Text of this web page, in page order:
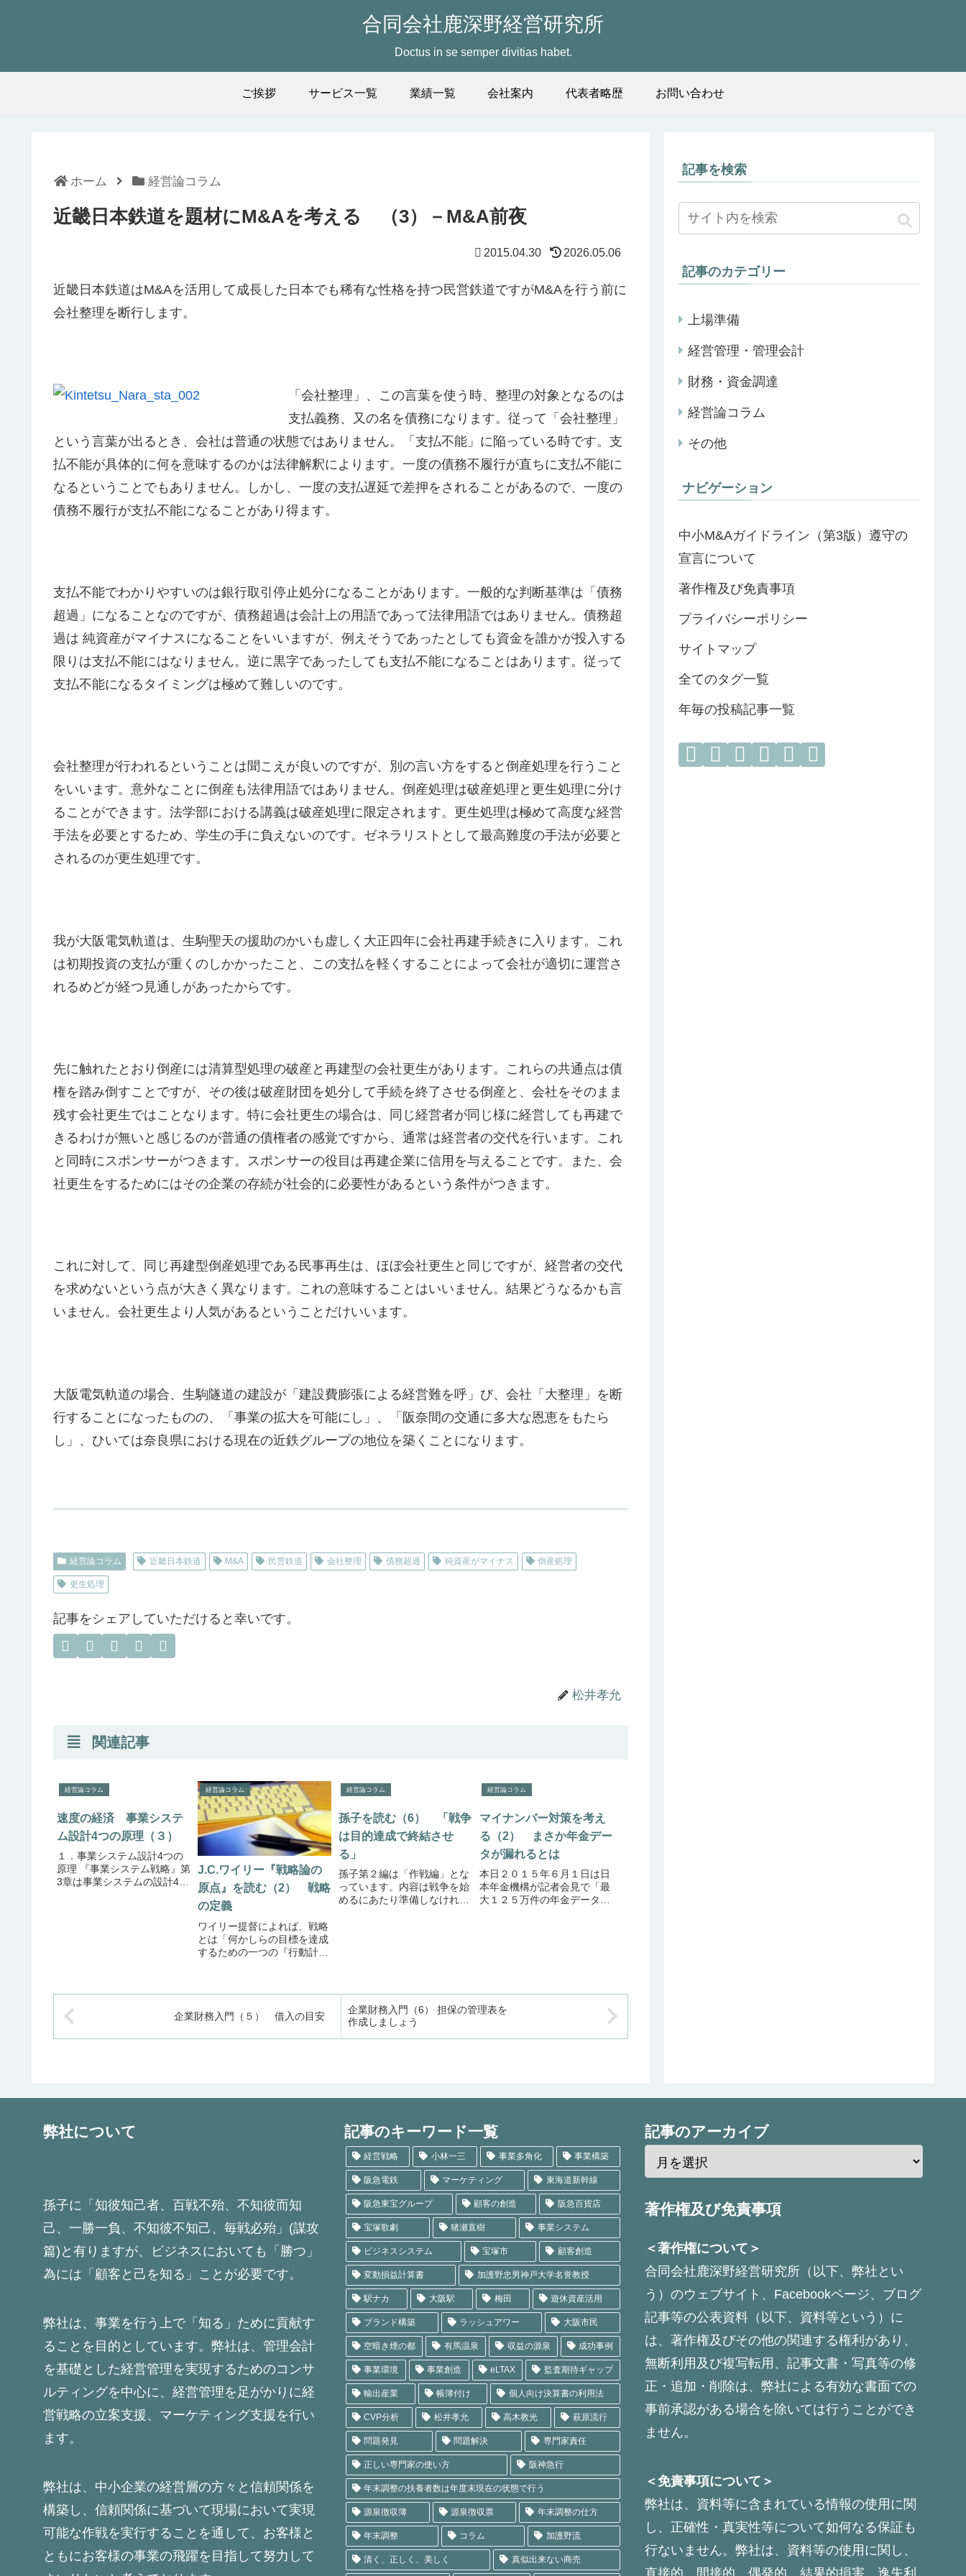
合同会社鹿深野経営研究所
Doctus in se semper divitias habet.
ご挨拶 サービス一覧 業績一覧 会社案内 代表者略歴 お問い合わせ
ホーム 経営論コラム
近畿日本鉄道を題材にM&Aを考える （3）－M&A前夜
2015.04.30 2026.05.06
近畿日本鉄道はM&Aを活用して成長した日本でも稀有な性格を持つ民営鉄道ですがM&Aを行う前に
会社整理を断行します。
「会社整理」、この言葉を使う時、整理の対象となるのは
支払義務、又の名を債務になります。従って「会社整理」
という言葉が出るとき、会社は普通の状態ではありません。「支払不能」に陥っている時です。支
払不能が具体的に何を意味するのかは法律解釈によります。一度の債務不履行が直ちに支払不能に
なるということでもありません。しかし、一度の支払遅延で差押をされることがあるので、一度の
債務不履行が支払不能になることがあり得ます。
支払不能でわかりやすいのは銀行取引停止処分になることがあります。一般的な判断基準は「債務
超過」になることなのですが、債務超過は会計上の用語であって法律用語ではありません。債務超
過は 純資産がマイナスになることをいいますが、例えそうであったとしても資金を誰かが投入する
限りは支払不能にはなりません。逆に黒字であったしても支払不能になることはあります。従って
支払不能になるタイミングは極めて難しいのです。
会社整理が行われるということは聞こえが良いのですが、別の言い方をすると倒産処理を行うこと
をいいます。意外なことに倒産も法律用語ではありません。倒産処理は破産処理と更生処理に分け
ることができます。法学部における講義は破産処理に限定されます。更生処理は極めて高度な経営
手法を必要とするため、学生の手に負えないのです。ゼネラリストとして最高難度の手法が必要と
されるのが更生処理です。
我が大阪電気軌道は、生駒聖天の援助のかいも虚しく大正四年に会社再建手続きに入ります。これ
は初期投資の支払が重くのしかかったこと、この支払を軽くすることによって会社が適切に運営さ
れるめどが経つ見通しがあったからです。
先に触れたとおり倒産には清算型処理の破産と再建型の会社更生があります。これらの共通点は債
権を踏み倒すことですが、その後は破産財団を処分して手続を終了させる倒産と、会社をそのまま
残す会社更生ではことなります。特に会社更生の場合は、同じ経営者が同じ様に経営しても再建で
きるわけが無いと感じるのが普通の債権者の感覚ですから、通常は経営者の交代を行います。これ
と同時にスポンサーがつきます。スポンサーの役目は再建企業に信用を与えることです。また、会
社更生をするためにはその企業の存続が社会的に必要性があるという条件がつきます。
これに対して、同じ再建型倒産処理である民事再生は、ほぼ会社更生と同じですが、経営者の交代
を求めないという点が大きく異なります。これの意味することはいいません。結果どうなるかも言
いません。会社更生より人気があるということだけいいます。
大阪電気軌道の場合、生駒隧道の建設が「建設費膨張による経営難を呼」び、会社「大整理」を断
行することになったものの、「事業の拡大を可能にし」、「阪奈間の交通に多大な恩恵をもたら
し」、ひいては奈良県における現在の近鉄グループの地位を築くことになります。
経営論コラム 近畿日本鉄道 M&A 民営鉄道 会社整理 債務超過 純資産がマイナス 倒産処理
更生処理
記事をシェアしていただけると幸いです。
松井孝允
関連記事
経営論コラム
速度の経済 事業システ
ム設計4つの原理（３）
１．事業システム設計4つの
原理 『事業システム戦略』第
3章は事業システムの設計4原
経営論コラム
J.C.ワイリー『戦略論の
原点』を読む（2） 戦略
の定義
ワイリー提督によれば、戦略
とは「何かしらの目標を達成
するための一つの『行動計
る」と定義されます。この定
以外の分野に...
経営論コラム
孫子を読む（6） 「戦争
は目的達成で終結させ
る」
孫子第２編は「作戦編」とな
っています。内容は戦争を始
めるにあたり準備しなければ
経営論コラム
マイナンバー対策を考え
る（2） まさか年金デー
タが漏れるとは
本日２０１５年６月１日は日
本年金機構が記者会見で「最
大１２５万件の年金データが
企業財務入門（５） 借入の目安
企業財務入門（6） 担保の管理表を
作成しましょう
記事を検索
記事のカテゴリー
上場準備
経営管理・管理会計
財務・資金調達
経営論コラム
その他
ナビゲーション
中小M&Aガイドライン（第3版）遵守の
宣言について
著作権及び免責事項
プライバシーポリシー
サイトマップ
全てのタグ一覧
年毎の投稿記事一覧
弊社について
孫子に「知彼知己者、百戦不殆、不知彼而知
己、一勝一負、不知彼不知己、毎戦必殆」(謀攻
篇)と有りますが、ビジネスにおいても「勝つ」
為には「顧客と己を知る」ことが必要です。
弊社は、事業を行う上で「知る」ために貢献す
ることを目的としています。弊社は、管理会計
を基礎とした経営管理を実現するためのコンサ
ルティングを中心に、経営管理を足がかりに経
営戦略の立案支援、マーケティング支援を行い
ます。
弊社は、中小企業の経営層の方々と信頼関係を
構築し、信頼関係に基づいて現場において実現
可能な作戦を実行することを通して、お客様と
ともにお客様の事業の飛躍を目指して努力して
記事のキーワード一覧
経営戦略 小林一三 事業多角化 事業構築
阪急電鉄 マーケティング 東海道新幹線
阪急東宝グループ 顧客の創造 阪急百貨店
宝塚歌劇 猪瀬直樹 事業システム
ビジネスシステム 宝塚市 顧客創造
変動損益計算書 加護野忠男神戸大学名誉教授
駅ナカ 大阪駅 梅田 遊休資産活用
ブランド構築 ラッシュアワー 大阪市民
空暗き煙の都 有馬温泉 収益の源泉 成功事例
事業環境 事業創造 eLTAX 監査期待ギャップ
輸出産業 帳簿付け 個人向け決算書の利用法
CVP分析 松井孝允 高木教光 萩原流行
問題発見 問題解決 専門家責任
正しい専門家の使い方 阪神急行
年末調整の扶養者数は年度末現在の状態で行う
源泉徴収簿 源泉徴収票 年末調整の仕方
年末調整 コラム 加護野流
清く、正しく、美しく 真似出来ない商売
記事のアーカイブ
著作権及び免責事項
＜著作権について＞
合同会社鹿深野経営研究所（以下、弊社とい
う）のウェブサイト、Facebookページ、ブログ
記事等の公表資料（以下、資料等という）に
は、著作権及びその他の関連する権利があり、
無断利用及び複写転用、記事文書・写真等の修
正・追加・削除は、弊社による有効な書面での
事前承認がある場合を除いては行うことができ
ません。
＜免責事項について＞
弊社は、資料等に含まれている情報の使用に関
し、正確性・真実性等について如何なる保証も
行ないません。弊社は、資料等の使用に関し、
直接的、間接的、偶発的、結果的損害、逸失利